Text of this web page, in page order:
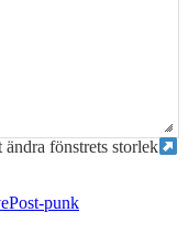
fönstrets storlek
Post-punk